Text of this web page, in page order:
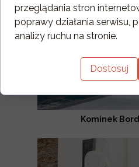
Kominek
przeglądania stron
poprawy działania serwisu,
analizy ruchu na stronie.
Dostosuj